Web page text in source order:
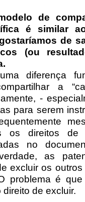
de
é similar
de
(ou
diferença
a
-
para serem
os direitos
no
as
excluir os
problema é
de excluir.